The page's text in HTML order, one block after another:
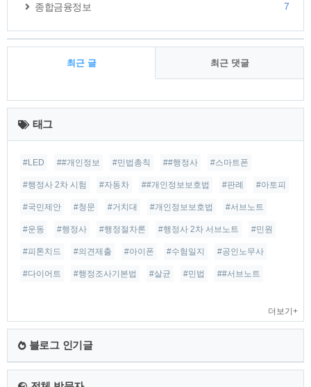
종합금융정보
7
최근 글 최근 댓글
최
근
글
태그
#LED ##개인정보 #민법총칙 ##행정사 #스마트폰
#행정사 2차 시험 #자동차 ##개인정보보호법 #판례 #아토피
#국민제안 #청문 #거치대 #개인정보보호법 #서브노트
#운동 #행정사 #행정절차론 #행정사 2차 서브노트 #민원
#피톤치드 #의견제출 #아이폰 #수험일지 #공인노무사
#다이어트 #행정조사기본법 #살균 #민법 ##서브노트
더보기+
블로그 인기글